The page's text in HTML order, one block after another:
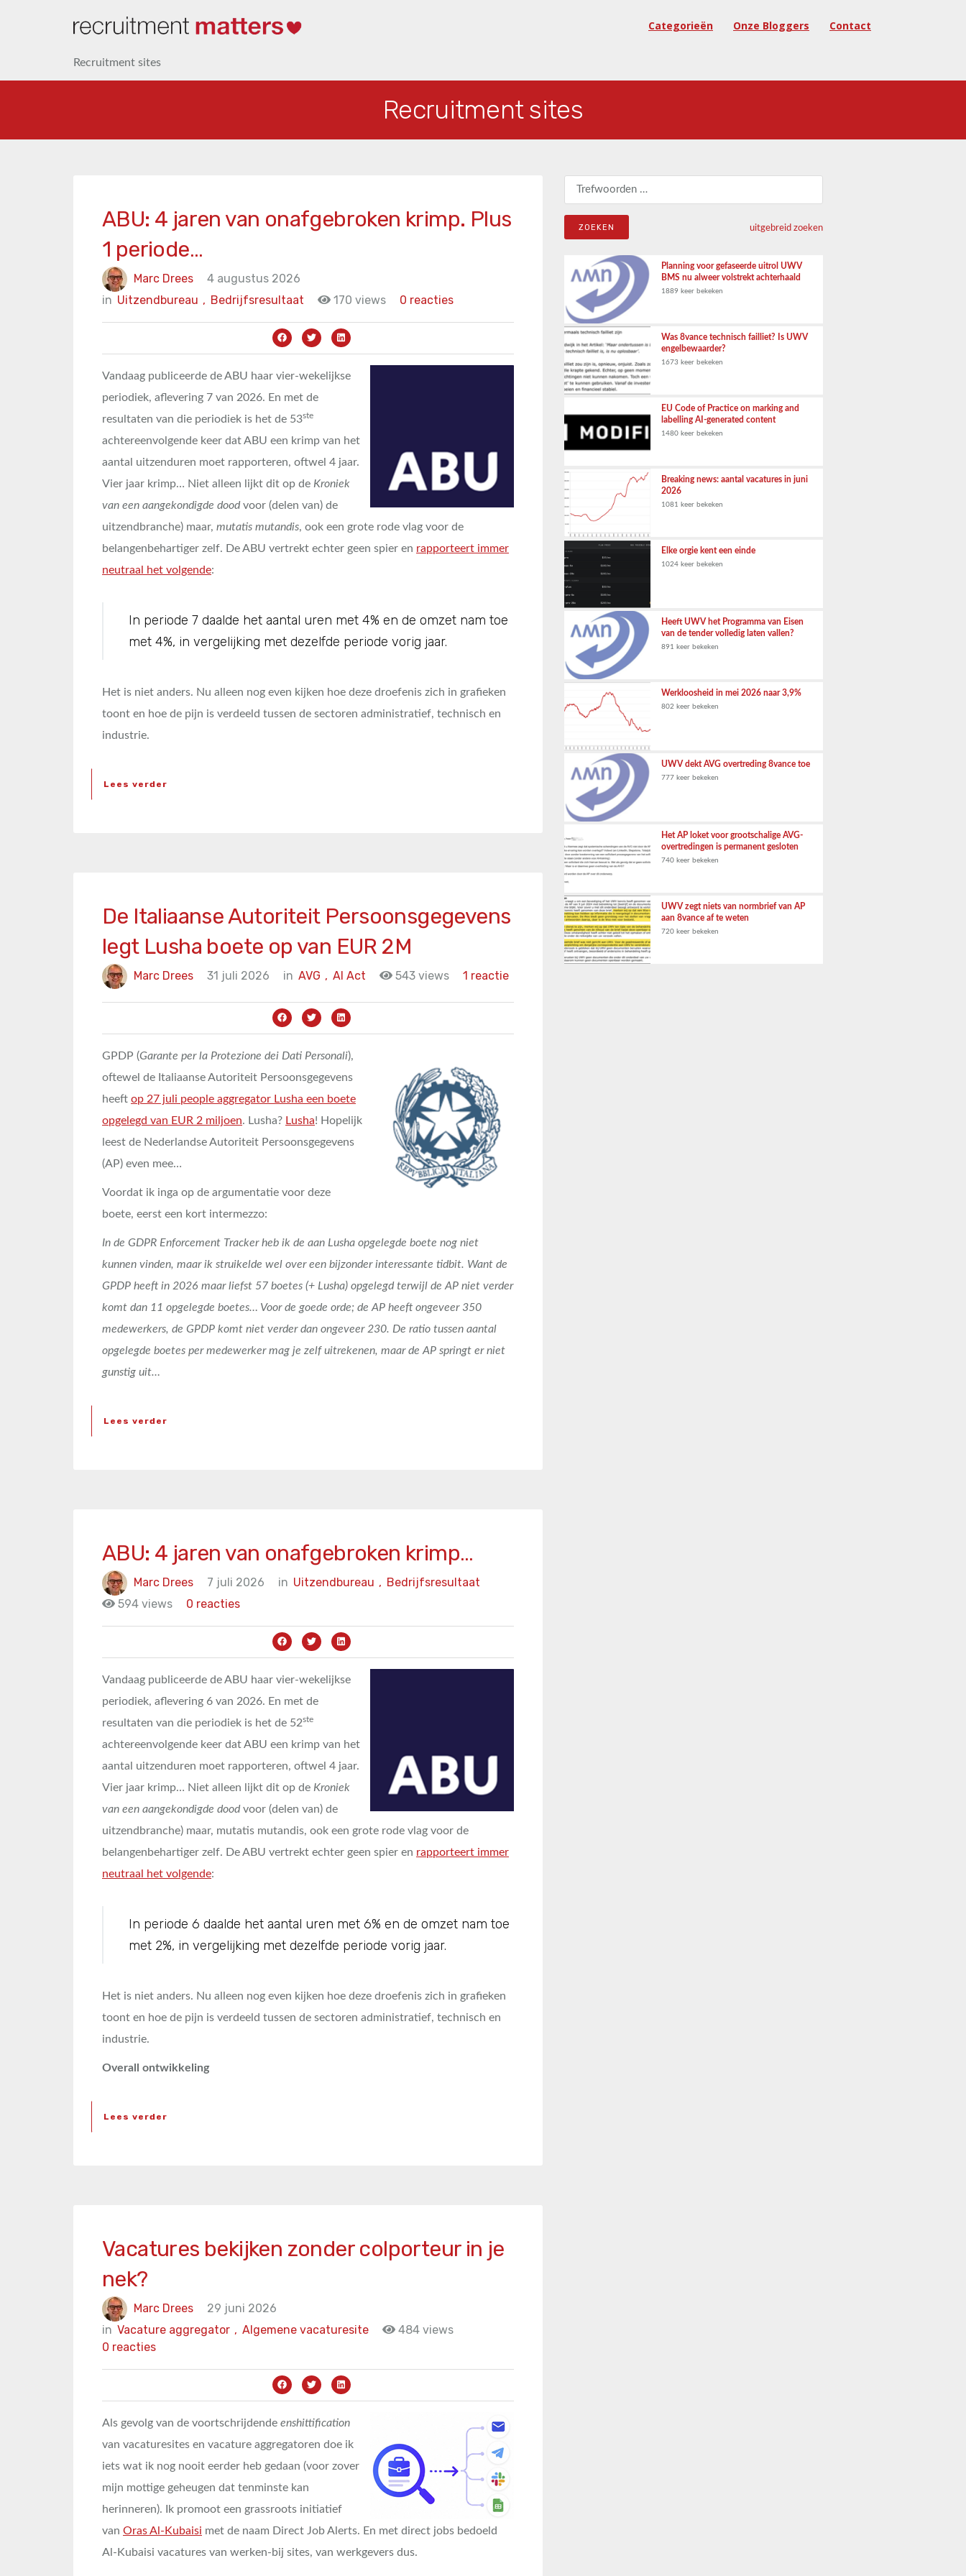
Categorieën Onze Bloggers Contact
Recruitment sites
Recruitment sites
ABU: 4 jaren van onafgebroken krimp. Plus
1 periode…
Marc Drees
4 augustus 2026
in
Bedrijfsresultaat
Uitzendbureau , 170 views 0 reacties
Vandaag publiceerde de ABU haar vier-wekelijkse
periodiek, aflevering 7 van 2026. En met de
resultaten van die periodiek is het de 53ste
achtereenvolgende keer dat ABU een krimp van het
aantal uitzenduren moet rapporteren, oftwel 4 jaar.
Vier jaar krimp… Niet alleen lijkt dit op de Kroniek
van een aangekondigde doodvoor (delen van) de
uitzendbranche) maar, mutatis mutandis, ook een grote rode vlag voor de
belangenbehartiger zelf. De ABU vertrekt echter geen spier en rapporteert immer
neutraal het volgende:
In periode 7 daalde het aantal uren met 4% en de omzet nam toe
met 4%, in vergelijking met dezelfde periode vorig jaar.
Het is niet anders. Nu alleen nog even kijken hoe deze droefenis zich in grafieken
toont en hoe de pijn is verdeeld tussen de sectoren administratief, technisch en
industrie.
Lees verder
De Italiaanse Autoriteit Persoonsgegevens
legt Lusha boete op van EUR 2M
Marc Drees 31 juli 2026 in AI Act
AVG , 543 views 1 reactie
GPDP (Garante per la Protezione dei Dati Personali),
oftewel de Italiaanse Autoriteit Persoonsgegevens
heeft op 27 juli people aggregator Lusha een boete
opgelegd van EUR 2 miljoen. Lusha? Lusha! Hopelijk
leest de Nederlandse Autoriteit Persoonsgegevens
(AP) even mee…
Voordat ik inga op de argumentatie voor deze
boete, eerst een kort intermezzo:
In de GDPR Enforcement Tracker heb ik de aan Lusha opgelegde boete nog niet
kunnen vinden, maar ik struikelde wel over een bijzonder interessante tidbit. Want de
GPDP heeft in 2026 maar liefst 57 boetes (+ Lusha) opgelegd terwijl de AP niet verder
komt dan 11 opgelegde boetes… Voor de goede orde; de AP heeft ongeveer 350
medewerkers, de GPDP komt niet verder dan ongeveer 230. De ratio tussen aantal
opgelegde boetes per medewerker mag je zelf uitrekenen, maar de AP springt er niet
gunstig uit…
Lees verder
ABU: 4 jaren van onafgebroken krimp…
Marc Drees 7 juli 2026 in Bedrijfsresultaat
Uitzendbureau ,
594 views
0 reacties
Vandaag publiceerde de ABU haar vier-wekelijkse
periodiek, aflevering 6 van 2026. En met de
resultaten van die periodiek is het de 52ste
achtereenvolgende keer dat ABU een krimp van het
aantal uitzenduren moet rapporteren, oftwel 4 jaar.
Vier jaar krimp… Niet alleen lijkt dit op de Kroniek
van een aangekondigde doodvoor (delen van) de
uitzendbranche) maar, mutatis mutandis, ook een grote rode vlag voor de
belangenbehartiger zelf. De ABU vertrekt echter geen spier en rapporteert immer
neutraal het volgende:
In periode 6 daalde het aantal uren met 6% en de omzet nam toe
met 2%, in vergelijking met dezelfde periode vorig jaar.
Het is niet anders. Nu alleen nog even kijken hoe deze droefenis zich in grafieken
toont en hoe de pijn is verdeeld tussen de sectoren administratief, technisch en
industrie.
Overall ontwikkeling
Lees verder
Vacatures bekijken zonder colporteur in je
nek?
Marc Drees
29 juni 2026
in
Algemene vacaturesite
Vacature aggregator ,
484 views
0 reacties
Als gevolg van de voortschrijdende enshittification
van vacaturesites en vacature aggregatoren doe ik
iets wat ik nog nooit eerder heb gedaan (voor zover
mijn mottige geheugen dat tenminste kan
herinneren). Ik promoot een grassroots initiatief
van Oras Al-Kubaisi met de naam Direct Job Alerts. En met direct jobs bedoeld
Al-Kubaisi vacatures van werken-bij sites, van werkgevers dus.
Zoeken naar:
uitgebreid zoeken
Planning voor gefaseerde uitrol UWV
BMS nu alweer volstrekt achterhaald
1889 keer bekeken
Was 8vance technisch failliet? Is UWV
engelbewaarder?
1673 keer bekeken
EU Code of Practice on marking and
labelling AI-generated content
1480 keer bekeken
Breaking news: aantal vacatures in juni
2026
1081 keer bekeken
Elke orgie kent een einde
1024 keer bekeken
Heeft UWV het Programma van Eisen
van de tender volledig laten vallen?
891 keer bekeken
Werkloosheid in mei 2026 naar 3,9%
802 keer bekeken
UWV dekt AVG overtreding 8vance toe
777 keer bekeken
Het AP loket voor grootschalige AVG-
overtredingen is permanent gesloten
740 keer bekeken
UWV zegt niets van normbrief van AP
aan 8vance af te weten
720 keer bekeken